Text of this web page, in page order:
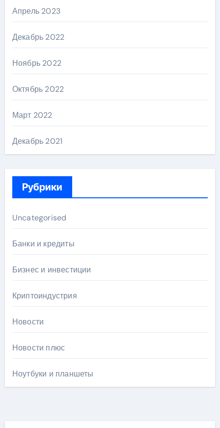
Апрель 2023
Декабрь 2022
Ноябрь 2022
Октябрь 2022
Март 2022
Декабрь 2021
Рубрики
Uncategorised
Банки и кредиты
Бизнес и инвестиции
Криптоиндустрия
Новости
Новости плюс
Ноутбуки и планшеты